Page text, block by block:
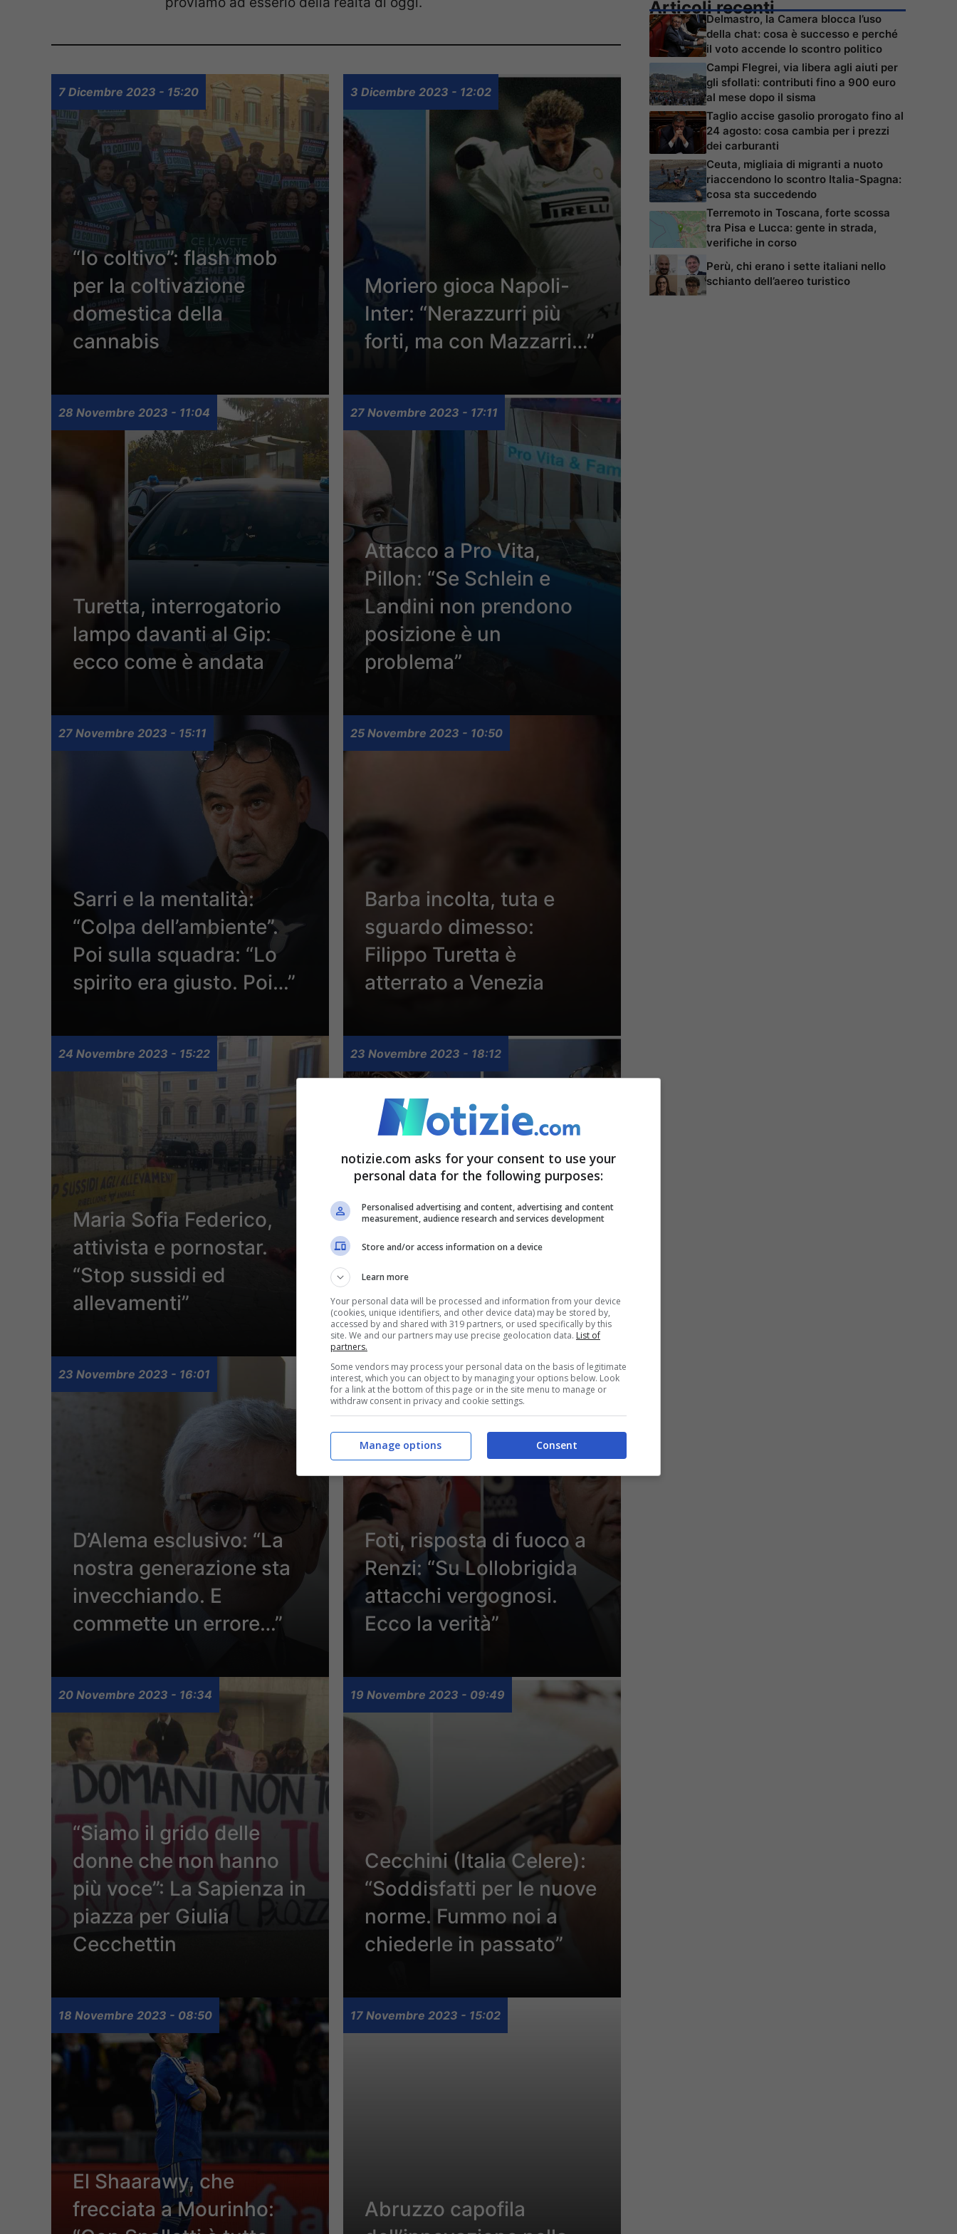
7 Dicembre 2023 - 15:20
“Io coltivo”: flash mob
per la coltivazione
domestica della
cannabis
3 Dicembre 2023 - 12:02
Moriero gioca Napoli-
Inter: “Nerazzurri più
forti, ma con Mazzarri…”
28 Novembre 2023 - 11:04
Turetta, interrogatorio
lampo davanti al Gip:
ecco come è andata
27 Novembre 2023 - 17:11
Attacco a Pro Vita,
Pillon: “Se Schlein e
Landini non prendono
posizione è un
problema”
27 Novembre 2023 - 15:11
Sarri e la mentalità:
“Colpa dell’ambiente”.
Poi sulla squadra: “Lo
spirito era giusto. Poi…”
25 Novembre 2023 - 10:50
Barba incolta, tuta e
sguardo dimesso:
Filippo Turetta è
atterrato a Venezia
24 Novembre 2023 - 15:22
Maria Sofia Federico,
attivista e pornostar.
“Stop sussidi ed
allevamenti”
23 Novembre 2023 - 18:12
Stendardo: “Il futuro di
Sarri? Per me resterà,
ma…”
23 Novembre 2023 - 16:01
D’Alema esclusivo: “La
nostra generazione sta
invecchiando. E
commette un errore…”
22 Novembre 2023 - 16:16
Foti, risposta di fuoco a
Renzi: “Su Lollobrigida
attacchi vergognosi.
Ecco la verità”
20 Novembre 2023 - 16:34
“Siamo il grido delle
donne che non hanno
più voce”: La Sapienza in
piazza per Giulia
Cecchettin
19 Novembre 2023 - 09:49
Cecchini (Italia Celere):
“Soddisfatti per le nuove
norme. Fummo noi a
chiederle in passato”
18 Novembre 2023 - 08:50
El Shaarawy, che
frecciata a Mourinho:
17 Novembre 2023 - 15:02
Abruzzo capofila
Articoli recenti
Delmastro, la Camera blocca l’uso
della chat: cosa è successo e perché
il voto accende lo scontro politico
Campi Flegrei, via libera agli aiuti per
gli sfollati: contributi fino a 900 euro
al mese dopo il sisma
Taglio accise gasolio prorogato fino al
24 agosto: cosa cambia per i prezzi
dei carburanti
Ceuta, migliaia di migranti a nuoto
riaccendono lo scontro Italia-Spagna:
cosa sta succedendo
Terremoto in Toscana, forte scossa
tra Pisa e Lucca: gente in strada,
verifiche in corso
Perù, chi erano i sette italiani nello
schianto dell’aereo turistico
notizie.com asks for your consent to use your
personal data for the following purposes:
Personalised advertising and content, advertising and content
measurement, audience research and services development
Store and/or access information on a device
Learn more
Your personal data will be processed and information from your device
(cookies, unique identifiers, and other device data) may be stored by,
accessed by and shared with 319 partners, or used specifically by this
site. We and our partners may use precise geolocation data. List of
partners.
Some vendors may process your personal data on the basis of legitimate
interest, which you can object to by managing your options below. Look
for a link at the bottom of this page or in the site menu to manage or
withdraw consent in privacy and cookie settings.
Consent
Manage options